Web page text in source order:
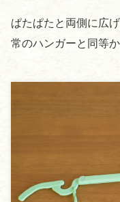
ぱたぱたと両側に広
常のハンガーと同等